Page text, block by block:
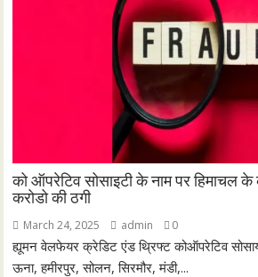
को ऑपरेटिव सोसाइटी के नाम पर हिमाचल
करोडो की ठगी
March 24, 2025 admin 0
ह्यूमन वेलफेयर क्रेडिट एंड थ्रिफ्ट कोऑपरेटिव
ऊना, हमीरपुर, सोलन, सिरमौर, मंडी,...